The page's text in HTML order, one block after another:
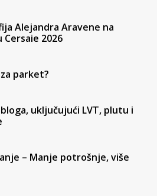
Alejandra Aravene na
2026
parket?
uključujući LVT, plutu i
– Manje potrošnje, više